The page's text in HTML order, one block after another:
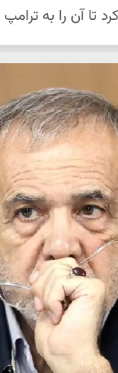
تا آن را به